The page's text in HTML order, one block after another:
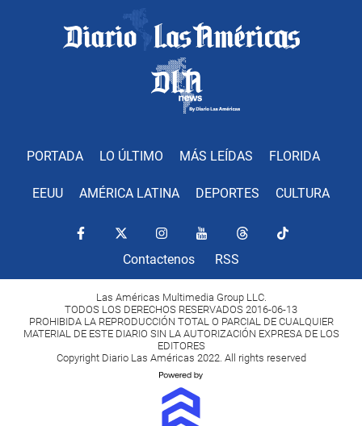
PORTADA LO ÚLTIMO MÁS LEÍDAS FLORIDA
EEUU AMÉRICA LATINA DEPORTES CULTURA
Contactenos RSS
Las Américas Multimedia Group LLC.
TODOS LOS DERECHOS RESERVADOS 2016-06-13
PROHIBIDA LA REPRODUCCIÓN TOTAL O PARCIAL DE CUALQUIER
MATERIAL DE ESTE DIARIO SIN LA AUTORIZACIÓN EXPRESA DE LOS
EDITORES
Copyright Diario Las Américas 2022. All rights reserved